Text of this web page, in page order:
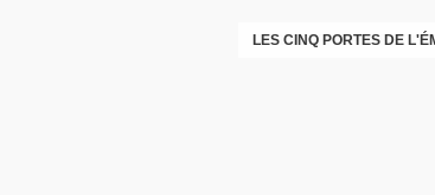
LES CINQ PORTES DE
CHRISTOPHE PERRET